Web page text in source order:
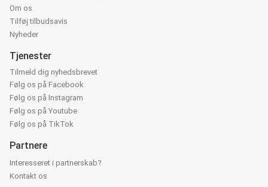
Om os
Tilføj tilbudsavis
Nyheder
Tjenester
Tilmeld dig nyhedsbrevet
Følg os på Facebook
Følg os på Instagram
Følg os på Youtube
Følg os på TikTok
Partnere
Interesseret i partnerskab?
Kontakt os